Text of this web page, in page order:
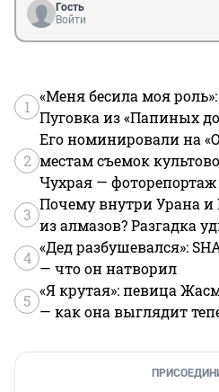
Гость
Войти
1
«Меня бесила моя
Пуговка из «Папиных
2
Его номинировали на
местам съемок
Чухрая — фоторепортаж
3
Почему внутри Урана
из алмазов? Разгадка
4
«Дед разбушевался»:
— что он натворил
5
«Я крутая»: певица
— как она выглядит